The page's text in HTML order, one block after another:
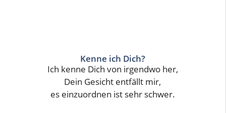
Kenne ich Dich?
Ich kenne Dich von irgendwo her,
Dein Gesicht entfällt mir,
es einzuordnen ist sehr schwer.